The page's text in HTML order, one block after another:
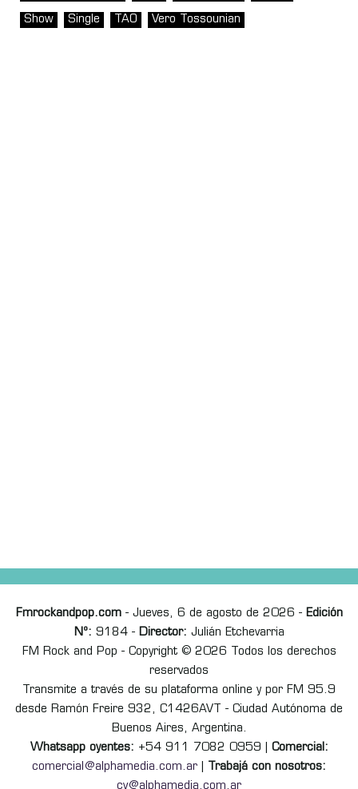
Show Single TAO Vero Tossounian
Fmrockandpop.com- Jueves, 6 de agosto de 2026 - Edición
Nº: 9184 - Director: Julián Etchevarria
FM Rock and Pop - Copyright © 2026 Todos los derechos
reservados
Transmite a través de su plataforma online y por FM 95.9
desde Ramón Freire 932, C1426AVT - Ciudad Autónoma de
Buenos Aires, Argentina.
Whatsapp oyentes: +54 911 7082 0959 | Comercial:
comercial@alphamedia.com.ar
Trabajá con nosotros:
cv@alphamedia.com.ar